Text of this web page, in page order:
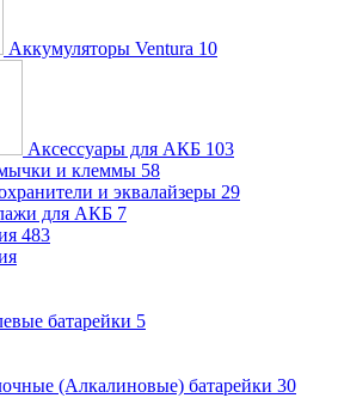
Аккумуляторы Ventura 10
Аксессуары для АКБ 103
и клеммы 58
и эквалайзеры 29
для АКБ 7
483
батарейки 5
(Алкалиновые) батарейки 30